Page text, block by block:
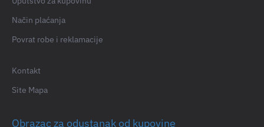
Način plaćanja
Povrat robe i reklamacije
Kontakt
Site Mapa
Obrazac za odustanak od kupovine